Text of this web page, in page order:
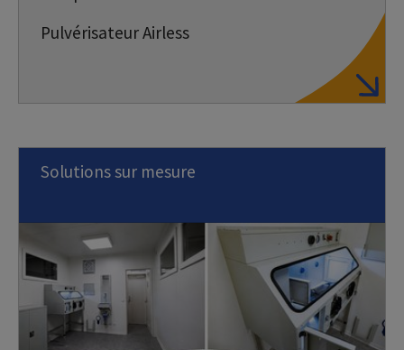
Pulvérisateur Airless
Solutions sur mesure